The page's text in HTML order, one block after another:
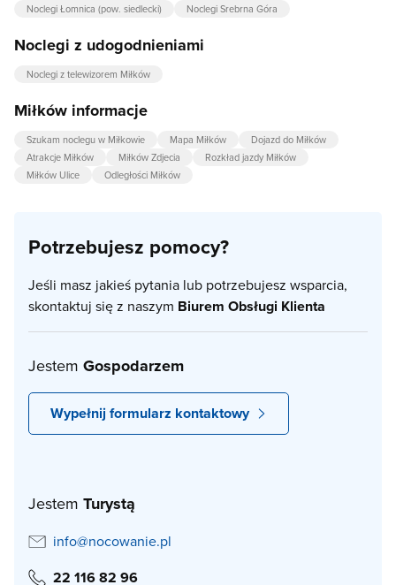
Noclegi Łomnica (pow. siedlecki)
Noclegi Srebrna Góra
Noclegi z udogodnieniami
Noclegi z telewizorem Miłków
Miłków informacje
Szukam noclegu w Miłkowie Mapa Miłków
Dojazd do Miłków
Atrakcje Miłków
Miłków Zdjecia
Rozkład jazdy Miłków
Miłków Ulice
Odległości Miłków
Potrzebujesz pomocy?
Jeśli masz jakieś pytania lub potrzebujesz wsparcia,
skontaktuj się z naszym Biurem Obsługi Klienta
Jestem Gospodarzem
Wypełnij formularz kontaktowy
Jestem Turystą
info@nocowanie.pl
22 116 82 96